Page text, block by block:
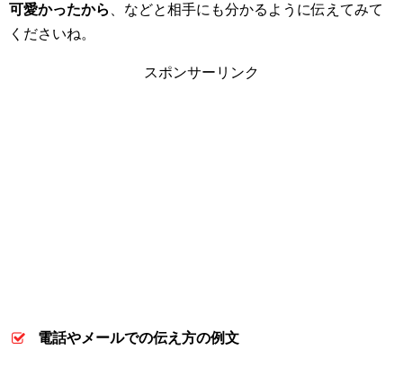
可愛かったから
、などと相手にも分かるように伝えてみて
くださいね。
スポンサーリンク
電話やメールでの伝え方の例文